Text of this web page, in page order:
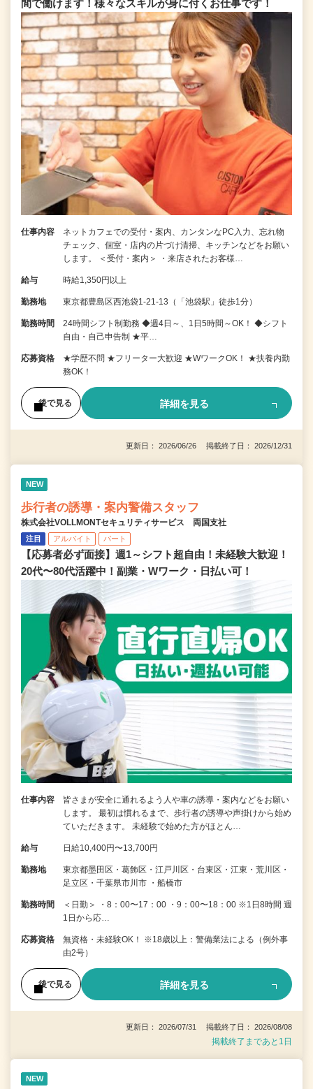
間で働けます！様々なスキルが身に付くお仕事です！
仕事内容
ネットカフェでの受付・案内、カンタンなPC入力、忘れ物
チェック、個室・店内の片づけ清掃、キッチンなどをお願い
します。 ＜受付・案内＞ ・来店されたお客様…
給与 時給1,350円以上
勤務地 東京都豊島区西池袋1-21-13（「池袋駅」徒歩1分）
勤務時間
24時間シフト制勤務 ◆週4日～、1日5時間～OK！ ◆シフト
自由・自己申告制 ★平…
応募資格
★学歴不問 ★フリーター大歓迎 ★WワークOK！ ★扶養内勤
務OK！
後で見る 詳細を見る
更新日： 2026/06/26 掲載終了日： 2026/12/31
NEW
歩行者の誘導・案内警備スタッフ
株式会社VOLLMONTセキュリティサービス 両国支社
注目 アルバイト パート
【応募者必ず面接】週1～シフト超自由！未経験大歓迎！
20代〜80代活躍中！副業・Wワーク・日払い可！
仕事内容
皆さまが安全に通れるよう人や車の誘導・案内などをお願い
します。 最初は慣れるまで、歩行者の誘導や声掛けから始め
ていただきます。 未経験で始めた方がほとん…
給与 日給10,400円〜13,700円
勤務地
東京都墨田区・葛飾区・江戸川区・台東区・江東・荒川区・
足立区・千葉県市川市 ・船橋市
勤務時間
＜日勤＞ ・8：00〜17：00 ・9：00〜18：00 ※1日8時間 週
1日から応…
応募資格
無資格・未経験OK！ ※18歳以上：警備業法による（例外事
由2号）
後で見る 詳細を見る
更新日： 2026/07/31 掲載終了日： 2026/08/08
掲載終了まであと1日
NEW